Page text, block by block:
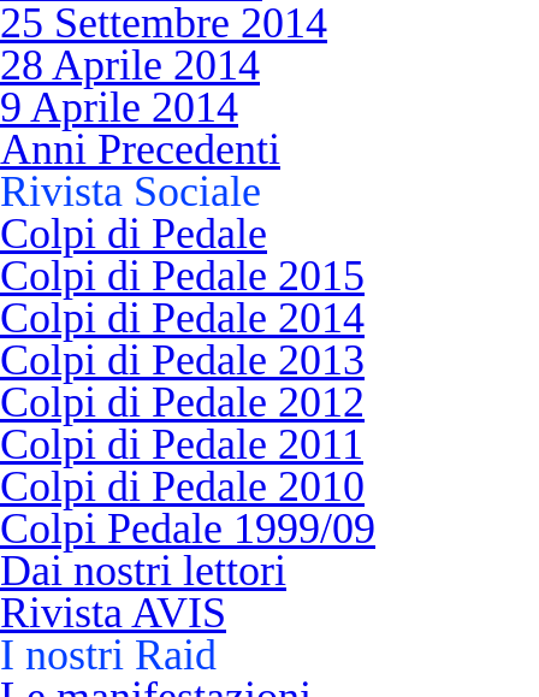
25 Settembre 2014
28 Aprile 2014
9 Aprile 2014
Anni Precedenti
Rivista Sociale
Colpi di Pedale
Colpi di Pedale 2015
Colpi di Pedale 2014
Colpi di Pedale 2013
Colpi di Pedale 2012
Colpi di Pedale 2011
Colpi di Pedale 2010
Colpi Pedale 1999/09
Dai nostri lettori
Rivista AVIS
I nostri Raid